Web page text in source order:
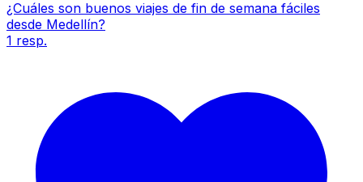
¿Cuáles son buenos viajes de fin de semana fáciles
desde Medellín?
1 resp.